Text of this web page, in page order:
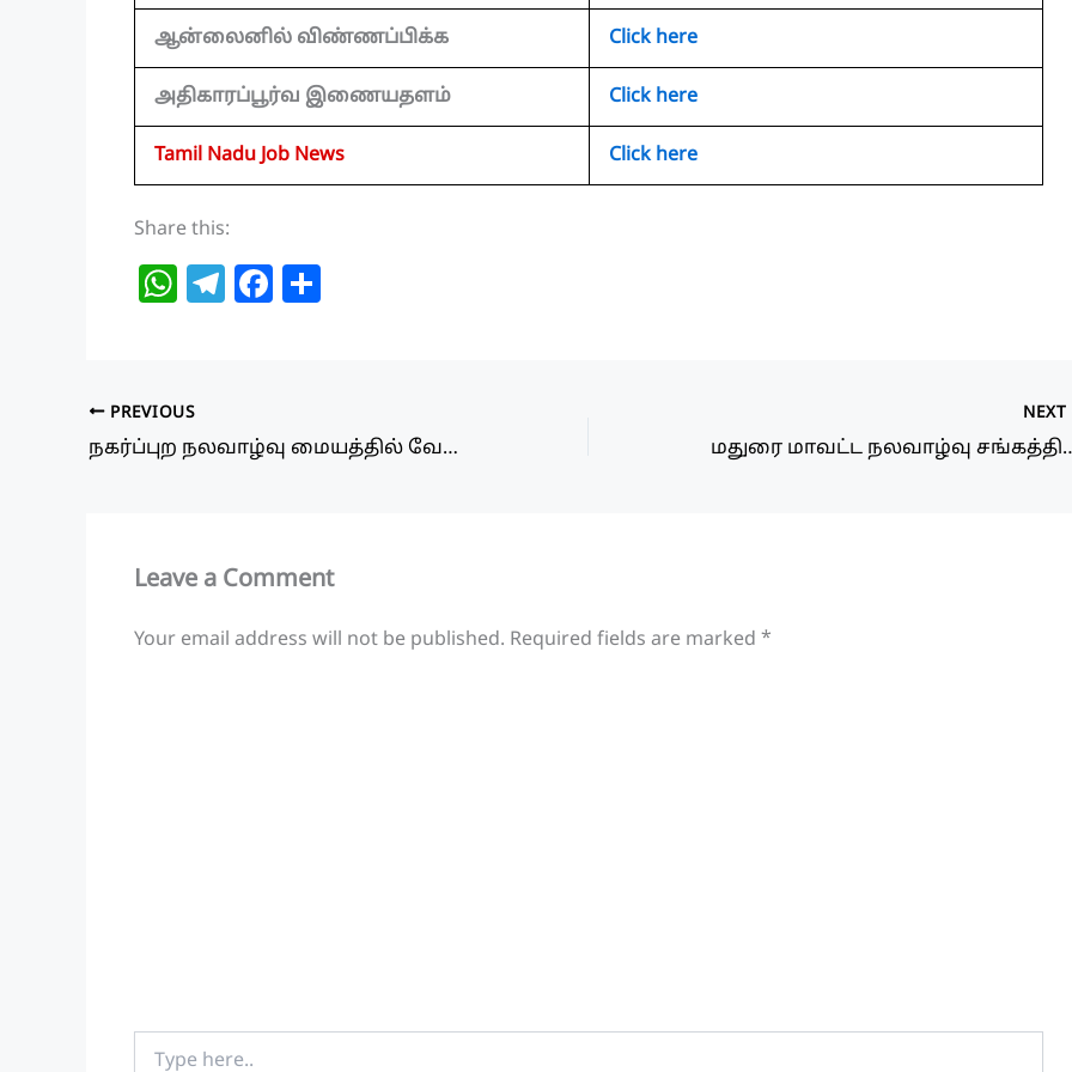
ஆன்லைனில் விண்ணப்பிக்க Click here
அதிகாரப்பூர்வ இணையதளம் Click here
Tamil Nadu Job News Click here
Share this:
W
s
A
p
T
ra
m
F
b
o
PREVIOUS
நகர்ப்புற நலவாழ்வு மையத்தில் வேலைவாய்ப்பு 2025! சம்பளம்: Rs.18,000 | தேர்வு கிடையாது
NEXT
மதுரை மாவட்ட நலவாழ்வு
Leave a Comment
Your email address will not be published. Required fields are marked *
here..